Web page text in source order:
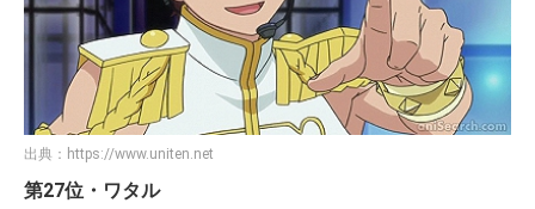
出典： https://www.uniten.net
第27位・ワタル